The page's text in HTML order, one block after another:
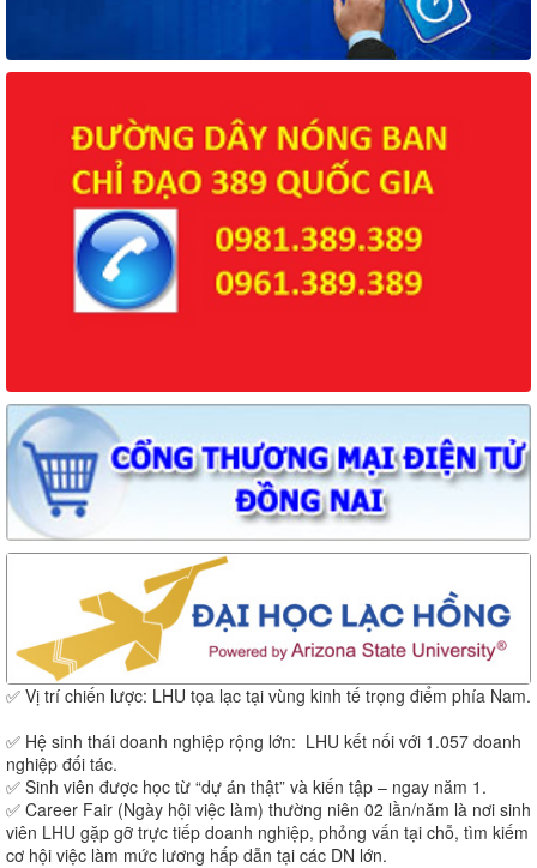
✅ Vị trí chiến lược: LHU tọa lạc tại vùng kinh tế trọng điểm phía Nam.
✅ Hệ sinh thái doanh nghiệp rộng lớn: LHU kết nối với 1.057 doanh
nghiệp đối tác.
✅ Sinh viên được học từ “dự án thật” và kiến tập – ngay năm 1.
✅ Career Fair (Ngày hội việc làm) thường niên 02 lần/năm là nơi sinh
viên LHU gặp gỡ trực tiếp doanh nghiệp, phỏng vấn tại chỗ, tìm kiếm
cơ hội việc làm mức lương hấp dẫn tại các DN lớn.